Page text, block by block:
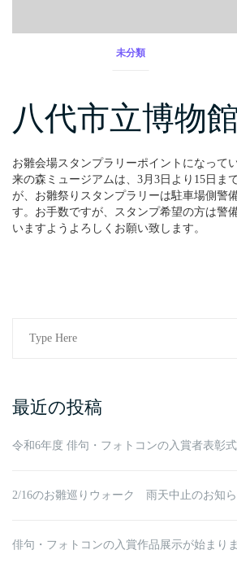
未分類
八代市立博物
お雛会場スタンプラリーポイントになって
来の森ミュージアムは、3月3日より15日ま
が、お雛祭りスタンプラリーは駐車場側警
す。お手数ですが、スタンプ希望の方は警
いますようよろしくお願い致します。
Search
最近の投稿
令和6年度 俳句・フォトコンの入賞者表彰
2/16のお雛巡りウォーク 雨天中止のお知
俳句・フォトコンの入賞作品展示が始まり